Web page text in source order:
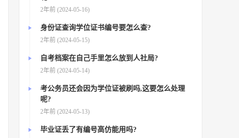
2年前 (2024-05-16)
身份证查询学位证书编号要怎么查?
2年前 (2024-05-15)
自考档案在自己手里怎么放到人社局?
2年前 (2024-05-14)
考公务员还会因为学位证被刷吗,这要怎么处理
呢?
2年前 (2024-05-13)
毕业证丢了有编号高仿能用吗?